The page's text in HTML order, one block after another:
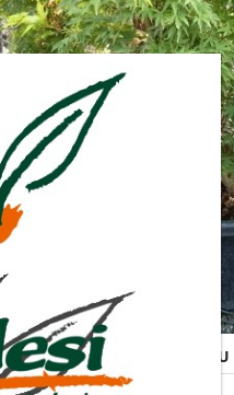
ACER PALMATUM SANGOKAKU